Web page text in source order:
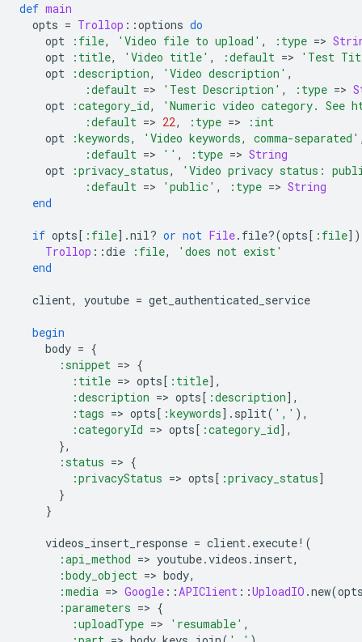
def main
opts = Trollop ::options do
opt
:file, 'Video file to upload' , :type =>
opt
:title, 'Video title' , :default =>
'Test
opt
:description, 'Video description' ,
:default => 'Test Description' , :type =>
opt
:category_id,
'Numeric video category. See
:default => 22, :type =>
:int
opt
:keywords, 'Video keywords, comma-separated'
:default => '' , :type => String
opt
:privacy_status,
'Video privacy status:
:default => 'public' , :type => String
end
if opts[ :file].nil? or not File. file?(opts[ :file] )
Trollop ::die :file,
'does not exist'
end
client, youtube = get_authenticated_service
begin
body = {
:snippet => {
:title => opts[ :title] ,
:description => opts[ :description] ,
:tags => opts[ :keywords]. split( ',' ),
:categoryId => opts[ :category_id] ,
},
:status => {
:privacyStatus => opts[ :privacy_status]
}
}
videos_insert_response = client. execute! (
:api_method => youtube.videos . insert,
:body_object => body,
:media => Google ::APIClient ::UploadIO .new(
:parameters => {
:uploadType => 'resumable' ,